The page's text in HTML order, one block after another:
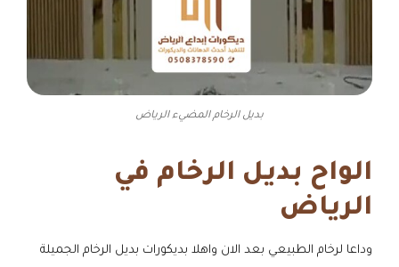
بديل الرخام المضيء الرياض
الواح بديل الرخام في
الرياض
وداعا لرخام الطبيعي بعد الان واهلا بديكورات بديل الرخام الجميلة